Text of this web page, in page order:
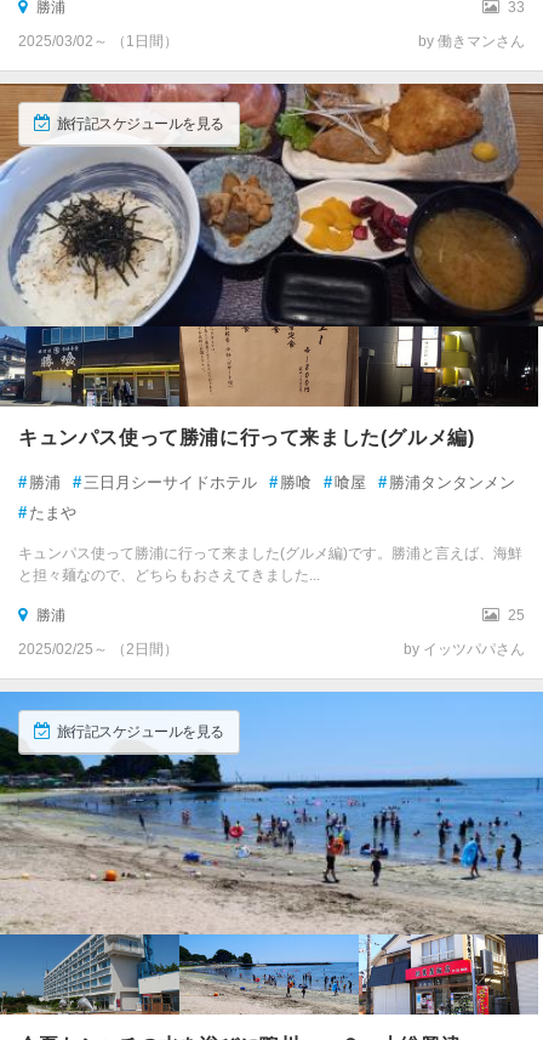
勝浦
33
2025/03/02～ （1日間）
by 働きマンさん
旅行記スケジュールを見る
キュンパス使って勝浦に行って来ました(グルメ編)
# 勝浦 # 三日月シーサイドホテル # 勝喰 #喰屋 # 勝浦タンタンメン
# たまや
キュンパス使って勝浦に行って来ました(グルメ編)です。勝浦と言えば、海鮮
と担々麺なので、どちらもおさえてきました...
勝浦
25
2025/02/25～ （2日間）
by イッツパパさん
旅行記スケジュールを見る